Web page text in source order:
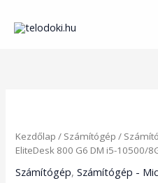
content
Kezdőlap / Számítógép /
EliteDesk 800 G6 DM i5-10500/
Számítógép,Számítógép -
G6
DM
i5-